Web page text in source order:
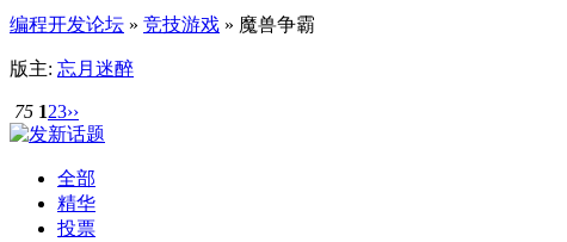
编程开发论坛 » 竞技游戏 » 魔兽争霸
版主: 忘月迷醉
75 123››
全部
精华
投票